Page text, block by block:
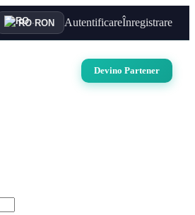
RO·RON AutentificareÎnregistrare
Devino Partener